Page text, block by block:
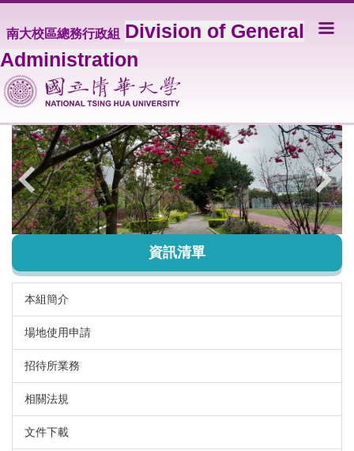
到
要
內
容
區
南大校區總務行政組 Division of General
Administration
資訊清單
本組簡介
場地使用申請
招待所業務
相關法規
文件下載